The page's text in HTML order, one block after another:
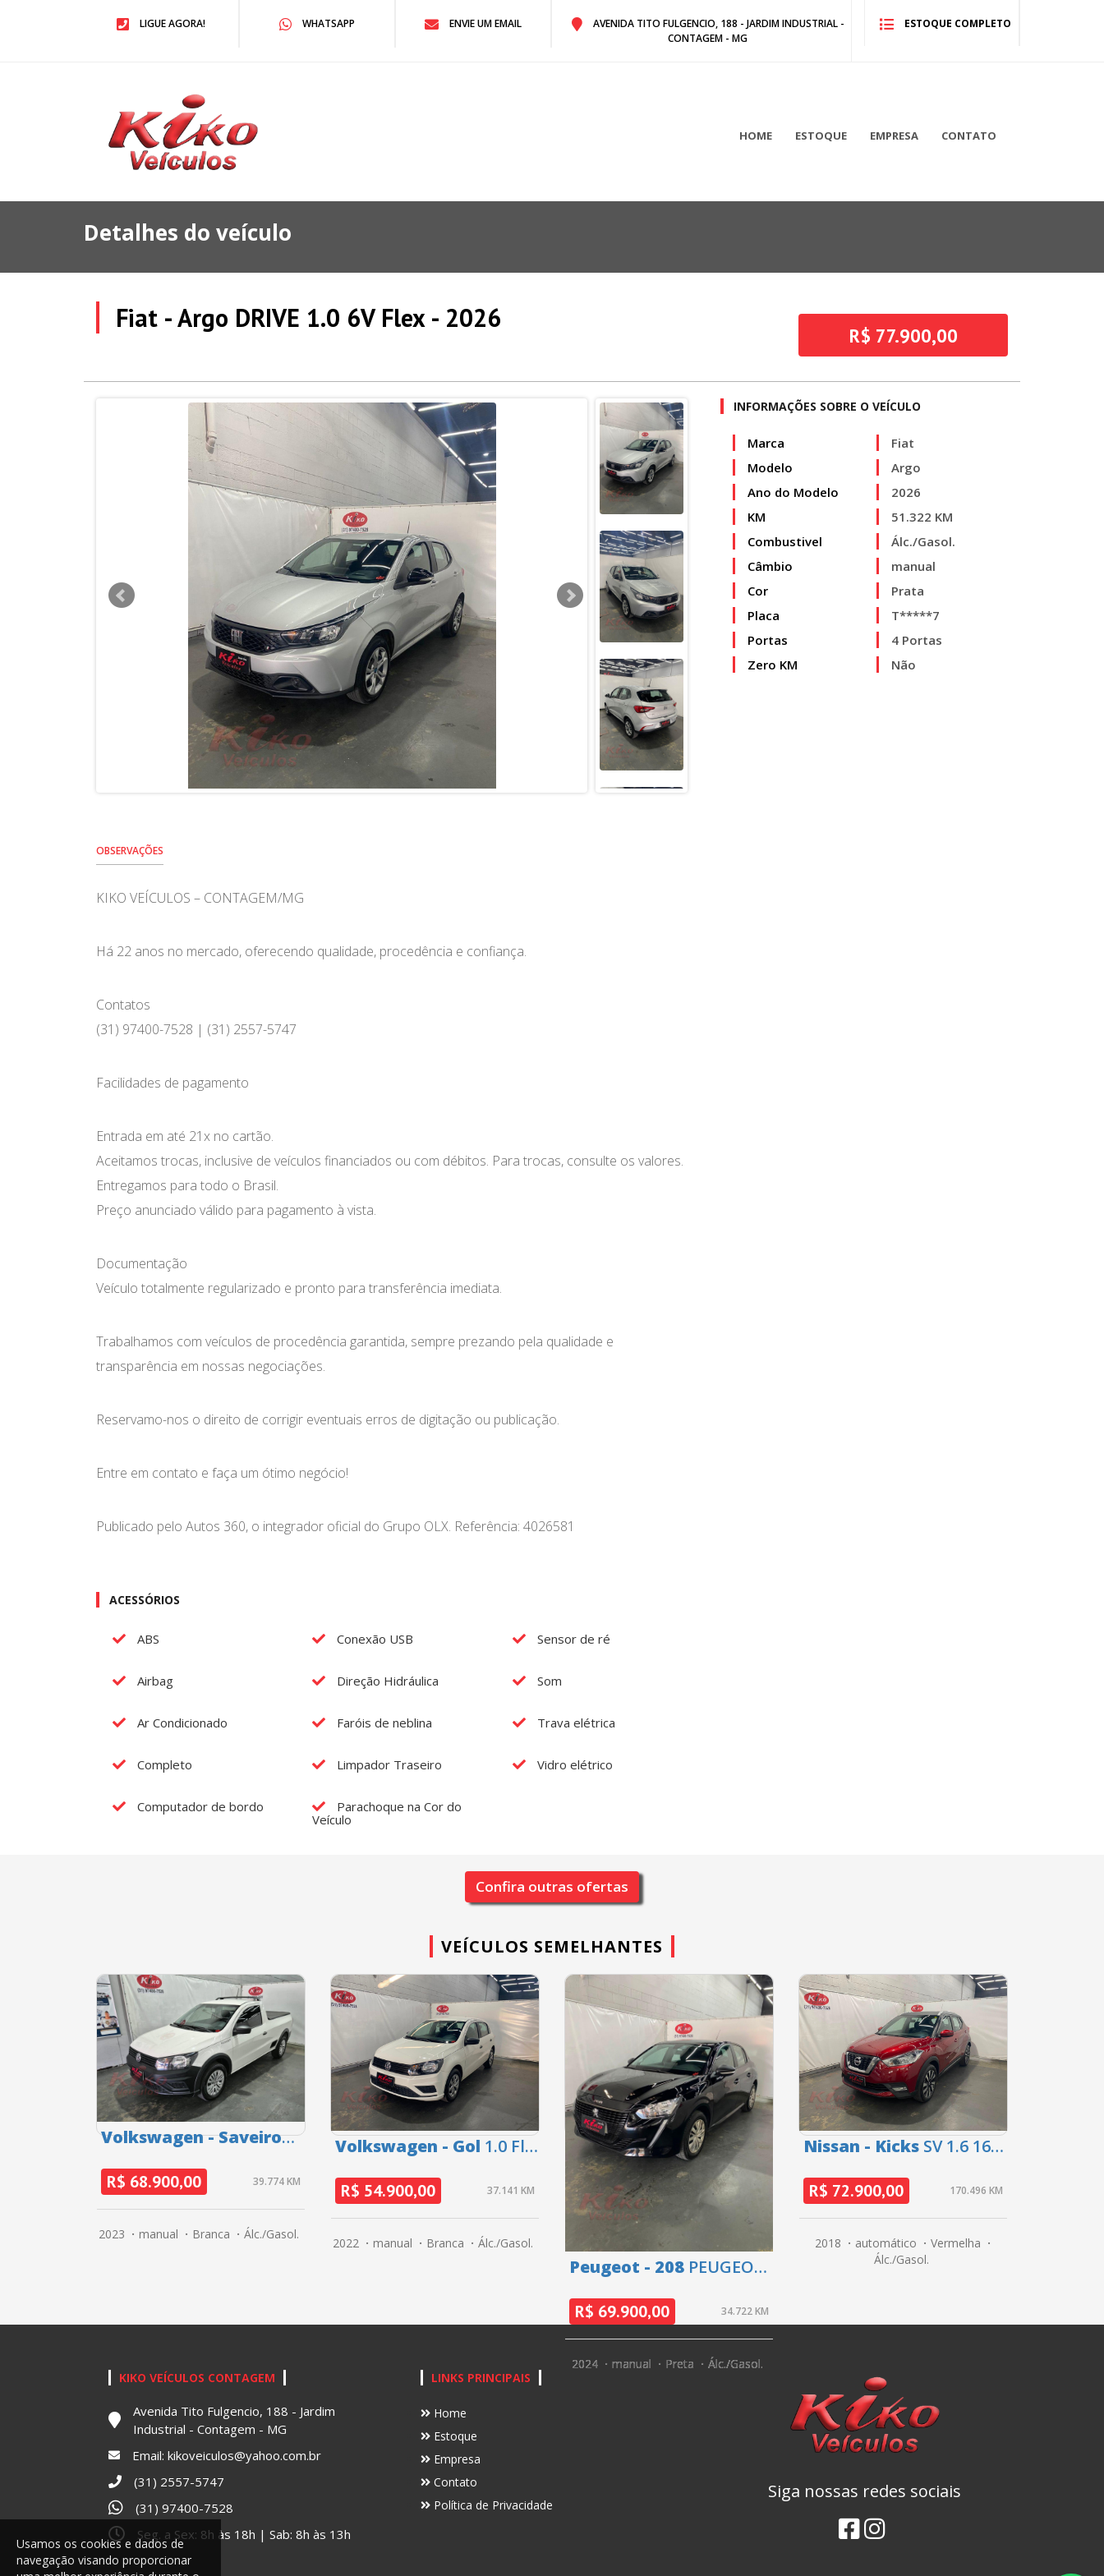
Usamos os cookies e dados de
navegação visando proporcionar
LIGUE AGORA! WHATSAPP ENVIE UM EMAIL
AVENIDA TITO FULGENCIO, 188 - JARDIM INDUSTRIAL -
CONTAGEM - MG
ESTOQUE COMPLETO
HOME ESTOQUE EMPRESA CONTATO
Detalhes do veículo
Fiat - Argo DRIVE 1.0 6V Flex - 2026
R$ 77.900,00
INFORMAÇÕES SOBRE O VEÍCULO
Marca
Fiat
Modelo
Argo
Ano do Modelo
2026
KM
51.322 KM
Combustivel
Álc./Gasol.
Câmbio
manual
Cor
Prata
Placa
T*****7
Portas
4 Portas
Zero KM
Não
OBSERVAÇÕES
KIKO VEÍCULOS – CONTAGEM/MG
Há 22 anos no mercado, oferecendo qualidade, procedência e confiança.
Contatos
(31) 97400-7528 | (31) 2557-5747
Facilidades de pagamento
Entrada em até 21x no cartão.
Aceitamos trocas, inclusive de veículos financiados ou com débitos. Para trocas, consulte os valores.
Entregamos para todo o Brasil.
Preço anunciado válido para pagamento à vista.
Documentação
Veículo totalmente regularizado e pronto para transferência imediata.
Trabalhamos com veículos de procedência garantida, sempre prezando pela qualidade e
transparência em nossas negociações.
Reservamo-nos o direito de corrigir eventuais erros de digitação ou publicação.
Entre em contato e faça um ótimo negócio!
Publicado pelo Autos 360, o integrador oficial do Grupo OLX. Referência: 4026581
ACESSÓRIOS
ABS
Airbag
Ar Condicionado
Completo
Computador de bordo
Conexão USB
Direção Hidráulica
Faróis de neblina
Limpador Traseiro
Parachoque na Cor do
Veículo
Sensor de ré
Som
Trava elétrica
Vidro elétrico
Confira outras ofertas
VEÍCULOS SEMELHANTES
Volkswagen - Saveiro
R$ 68.900,00 39.774 KM
2023 manual Branca Álc./Gasol.
Volkswagen - Gol 1.0 Flex
R$ 54.900,00 37.141 KM
2022 manual Branca Álc./Gasol.
Peugeot - 208 PEUGEOT
R$ 69.900,00 34.722 KM
2024 manual Preta Álc./Gasol.
Nissan - Kicks SV 1.6 16V
R$ 72.900,00 170.496 KM
2018 automático
Vermelha
Álc./Gasol.
KIKO VEÍCULOS CONTAGEM
Avenida Tito Fulgencio, 188 - Jardim
Industrial - Contagem - MG
Email: kikoveiculos@yahoo.com.br
(31) 2557-5747
(31) 97400-7528
Seg. a Sex: 8h às 18h | Sab: 8h às 13h
LINKS PRINCIPAIS
Home
Estoque
Empresa
Contato
Política de Privacidade
Siga nossas redes sociais